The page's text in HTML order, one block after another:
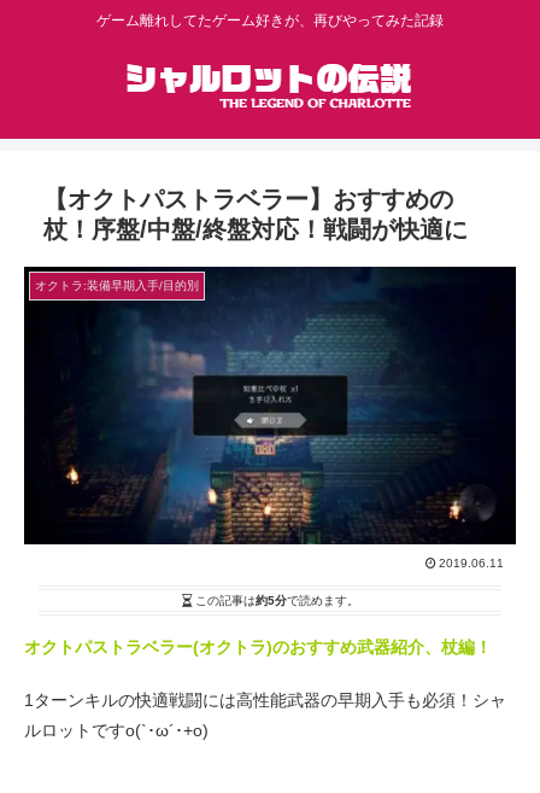
ゲーム離れしてたゲーム好きが、再びやってみた記録
【オクトパストラベラー】おすすめの
杖！序盤/中盤/終盤対応！戦闘が快適に
オクトラ:装備早期入手/目的別
2019.06.11
この記事は約5分で読めます。
オクトパストラベラー(オクトラ)のおすすめ武器紹介、杖編！
1ターンキルの快適戦闘には高性能武器の早期入手も必須！シャ
ルロットですo(`･ω´･+o)